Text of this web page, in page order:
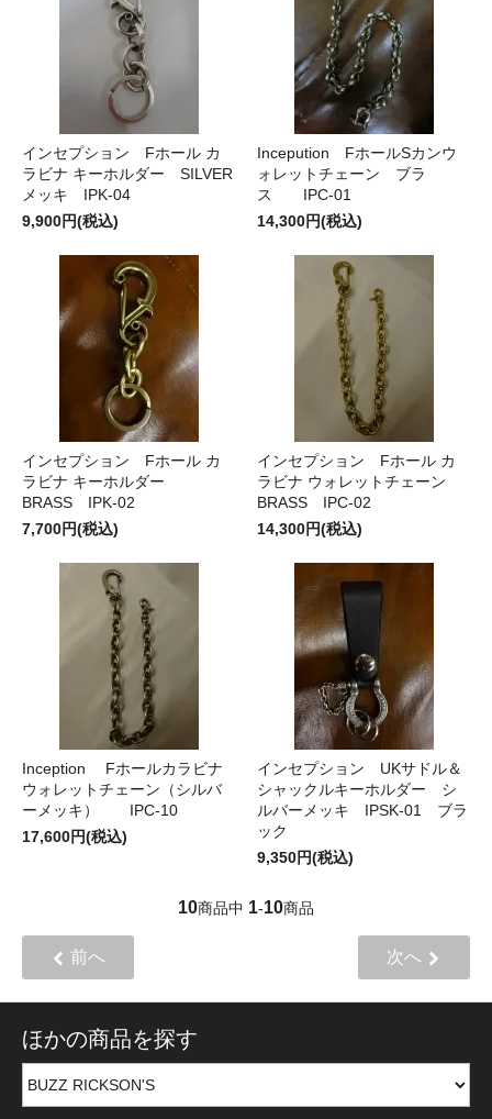
インセプション Fホール カ
ラビナ キーホルダー SILVER
メッキ IPK-04
9,900円(税込)
Incepution FホールSカンウ
ォレットチェーン ブラ
ス IPC-01
14,300円(税込)
インセプション Fホール カ
ラビナ キーホルダー
BRASS IPK-02
7,700円(税込)
インセプション Fホール カ
ラビナ ウォレットチェーン
BRASS IPC-02
14,300円(税込)
Inception Fホールカラビナ
ウォレットチェーン（シルバ
ーメッキ） IPC-10
17,600円(税込)
インセプション UKサドル＆
シャックルキーホルダー シ
ルバーメッキ IPSK-01 ブラ
ック
9,350円(税込)
10商品中 1-10商品
前へ 次へ
ほかの商品を探す